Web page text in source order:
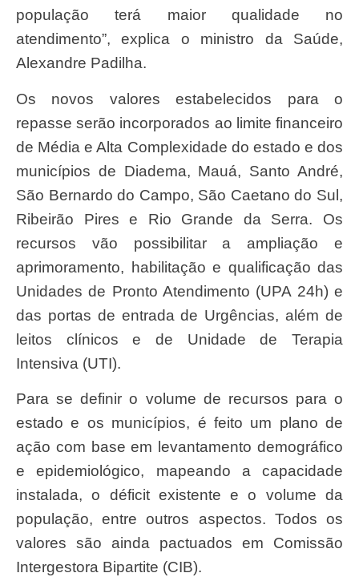
população terá maior qualidade no
atendimento”, explica o ministro da Saúde,
Alexandre Padilha.
Os novos valores estabelecidos para o
repasse serão incorporados ao limite financeiro
de Média e Alta Complexidade do estado e dos
municípios de Diadema, Mauá, Santo André,
São Bernardo do Campo, São Caetano do Sul,
Ribeirão Pires e Rio Grande da Serra. Os
recursos vão possibilitar a ampliação e
aprimoramento, habilitação e qualificação das
Unidades de Pronto Atendimento (UPA 24h) e
das portas de entrada de Urgências, além de
leitos clínicos e de Unidade de Terapia
Intensiva (UTI).
Para se definir o volume de recursos para o
estado e os municípios, é feito um plano de
ação com base em levantamento demográfico
e epidemiológico, mapeando a capacidade
instalada, o déficit existente e o volume da
população, entre outros aspectos. Todos os
valores são ainda pactuados em Comissão
Intergestora Bipartite (CIB).